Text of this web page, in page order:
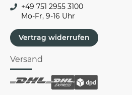
+49 751 2955 3100
Mo-Fr, 9-16 Uhr
Vertrag widerrufen
Versand